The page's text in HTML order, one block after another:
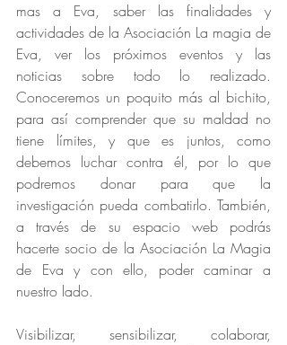
mas a Eva, saber las finalidades y
actividades de la Asociación La magia de
Eva, ver los próximos eventos y las
noticias sobre todo lo realizado.
Conoceremos un poquito más al bichito,
para así comprender que su maldad no
tiene límites, y que es juntos, como
debemos luchar contra él, por lo que
podremos donar para que la
investigación pueda combatirlo. También,
a través de su espacio web podrás
hacerte socio de la Asociación La Magia
de Eva y con ello, poder caminar a
nuestro lado.
Visibilizar, sensibilizar, colaborar,